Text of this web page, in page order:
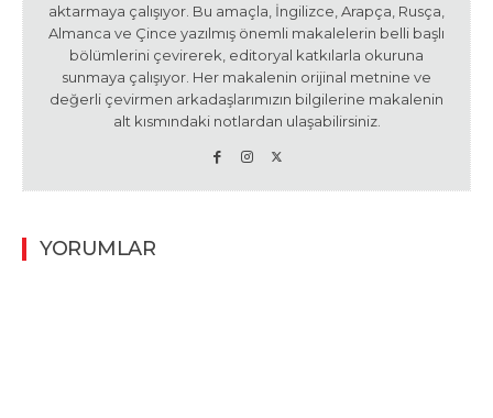
aktarmaya çalışıyor. Bu amaçla, İngilizce, Arapça, Rusça,
Almanca ve Çince yazılmış önemli makalelerin belli başlı
bölümlerini çevirerek, editoryal katkılarla okuruna
sunmaya çalışıyor. Her makalenin orijinal metnine ve
değerli çevirmen arkadaşlarımızın bilgilerine makalenin
alt kısmındaki notlardan ulaşabilirsiniz.
YORUMLAR